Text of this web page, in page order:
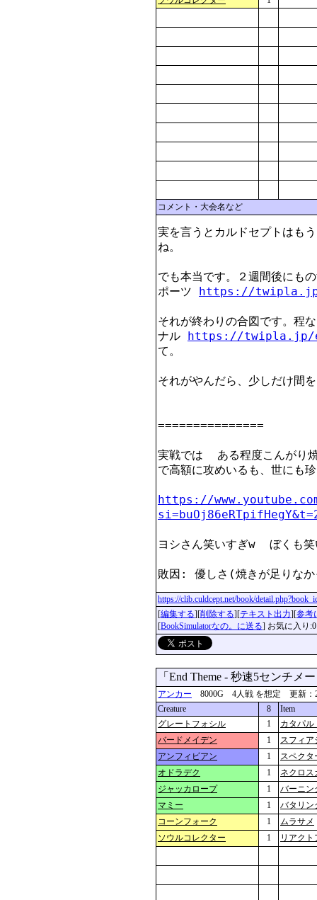
コメント・大会名など
実を言うとカルドセプトはも
ね。
でも本当です。２週間後にも
ポーツ
https://twipla.jp/
それが終わりの合図です。程
ナル
https://twipla.jp/
て。
それがやんだら、少しだけ間
===============
実戦では  ある程度こんがり
で高額に攻めいるも、世にも
https://
ヨシさん笑いすぎw  ぼくも笑
敗因: 優しさ(焼きが足りな
https://clib.culdcept.net/book/
[編集する][削除する][テキスト出力][参考
[BookSimulatorなの。に送る] お気に入り:0
「End Theme - 秒速5センチメ
アンカー 8000G 4人戦 を想定 更新：
Creature
8
Item
グレートフォシル
1
カタパル
バードメイデン
1
スフィア
アンフィビアン
1
スペクタ
オドラデク
1
ネクロス
ジャッカロープ
1
バーニン
マミー
1
バタリン
コーンフォーク
1
ムラサメ
ソウルコレクター
1 リアクト